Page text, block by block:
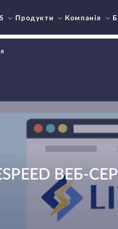
Продукти Компанія
ВЕБ-